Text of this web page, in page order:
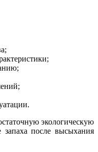
экологическую
запаха после высыхания